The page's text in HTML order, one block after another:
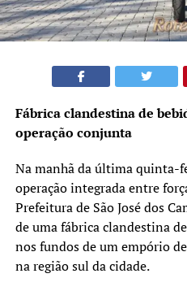
Fábrica clandestina de
operação conjunta
Na manhã da última quinta-
operação integrada entre
Prefeitura de São José dos
de uma fábrica clandestina
nos fundos de um empório
na região sul da cidade.